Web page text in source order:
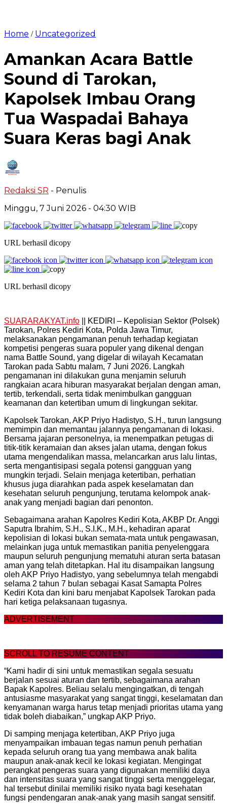
Home / Uncategorized
Amankan Acara Battle
Sound di Tarokan,
Kapolsek Imbau Orang
Tua Waspadai Bahaya
Suara Keras bagi Anak
Redaksi SR - Penulis
Minggu, 7 Juni 2026 - 04:30 WIB
URL berhasil dicopy
URL berhasil dicopy
SUARARAKYAT.info || KEDIRI – Kepolisian Sektor (Polsek)
Tarokan, Polres Kediri Kota, Polda Jawa Timur,
melaksanakan pengamanan penuh terhadap kegiatan
kompetisi pengeras suara populer yang dikenal dengan
nama Battle Sound, yang digelar di wilayah Kecamatan
Tarokan pada Sabtu malam, 7 Juni 2026. Langkah
pengamanan ini dilakukan guna menjamin seluruh
rangkaian acara hiburan masyarakat berjalan dengan aman,
tertib, terkendali, serta tidak menimbulkan gangguan
keamanan dan ketertiban umum di lingkungan sekitar.
Kapolsek Tarokan, AKP Priyo Hadistyo, S.H., turun langsung
memimpin dan memantau jalannya pengamanan di lokasi.
Bersama jajaran personelnya, ia menempatkan petugas di
titik-titik keramaian dan akses jalan utama, dengan fokus
utama mengendalikan massa, melancarkan arus lalu lintas,
serta mengantisipasi segala potensi gangguan yang
mungkin terjadi. Selain menjaga ketertiban, perhatian
khusus juga diarahkan pada aspek keselamatan dan
kesehatan seluruh pengunjung, terutama kelompok anak-
anak yang menjadi bagian dari penonton.
Sebagaimana arahan Kapolres Kediri Kota, AKBP Dr. Anggi
Saputra Ibrahim, S.H., S.I.K., M.H., kehadiran aparat
kepolisian di lokasi bukan semata-mata untuk pengawasan,
melainkan juga untuk memastikan panitia penyelenggara
maupun seluruh pengunjung mematuhi aturan serta batasan
aman yang telah ditetapkan. Hal itu disampaikan langsung
oleh AKP Priyo Hadistyo, yang sebelumnya telah mengabdi
selama 2 tahun 7 bulan sebagai Kasat Samapta Polres
Kediri Kota dan kini baru menjabat Kapolsek Tarokan pada
hari ketiga pelaksanaan tugasnya.
ADVERTISEMENT
SCROLL TO RESUME CONTENT
“Kami hadir di sini untuk memastikan segala sesuatu
berjalan sesuai aturan dan tertib, sebagaimana arahan
Bapak Kapolres. Beliau selalu mengingatkan, di tengah
antusiasme masyarakat yang sangat tinggi, keselamatan dan
kenyamanan warga harus tetap menjadi prioritas utama yang
tidak boleh diabaikan,” ungkap AKP Priyo.
Di samping menjaga ketertiban, AKP Priyo juga
menyampaikan imbauan tegas namun penuh perhatian
kepada seluruh orang tua yang membawa anak balita
maupun anak-anak kecil ke lokasi kegiatan. Mengingat
perangkat pengeras suara yang digunakan memiliki daya
dan intensitas suara yang sangat tinggi serta menggelegar,
hal tersebut dinilai memiliki risiko nyata bagi kesehatan
fungsi pendengaran anak-anak yang masih sangat sensitif.